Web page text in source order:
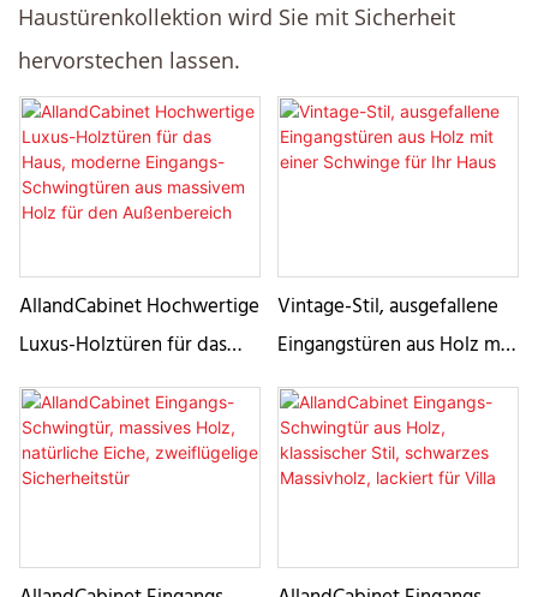
Haustürenkollektion wird Sie mit Sicherheit
hervorstechen lassen.
AllandCabinet Hochwertige
Luxus-Holztüren für das
Haus, moderne Eingangs-
Schwingtüren aus
massivem Holz für den
Vintage-Stil, ausgefallene
Eingangstüren aus Holz mit
einer Schwinge für Ihr Haus